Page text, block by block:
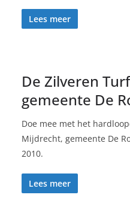
Lees meer
De Zilveren
gemeente De
Doe mee met het
Mijdrecht, gemeente De
2010.
Lees meer